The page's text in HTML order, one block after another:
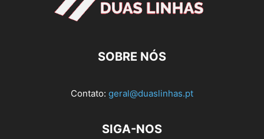
SOBRE NÓS
Contato: geral@duaslinhas.pt
SIGA-NOS